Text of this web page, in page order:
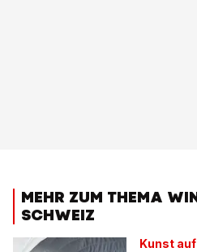
MEHR ZUM THEMA
SCHWEIZ
Kunst